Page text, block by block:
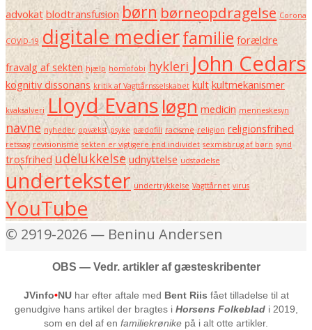
advokat blodtransfusion børn børneopdragelse Corona
COVID-19 digitale medierfamilie forældre
fravalg af sekten hjælp homofobi hykleri John Cedars
kognitiv dissonans kritik af Vagttårnsselskabet kult kultmekanismer
kvaksalveri Lloyd Evansløgn medicin menneskesyn
navne nyheder opvækst psyke pædofili racisme religion religionsfrihed
retssag revisionisme sekten er vigtigere end individet sexmisbrug af børn synd
trosfrihed udelukkelse udnyttelse udstødelse
undertekster undertrykkelse Vagttårnet virus
YouTube
© 2919-2026 — Beninu Andersen
OBS — Vedr. artikler af gæsteskribenter
JVinfo•NUhar efter aftale med Bent Riis fået tilladelse til at
genudgive hans artikel der bragtes i Horsens Folkeblad i 2019,
som en del af en familiekrønike på i alt otte artikler.